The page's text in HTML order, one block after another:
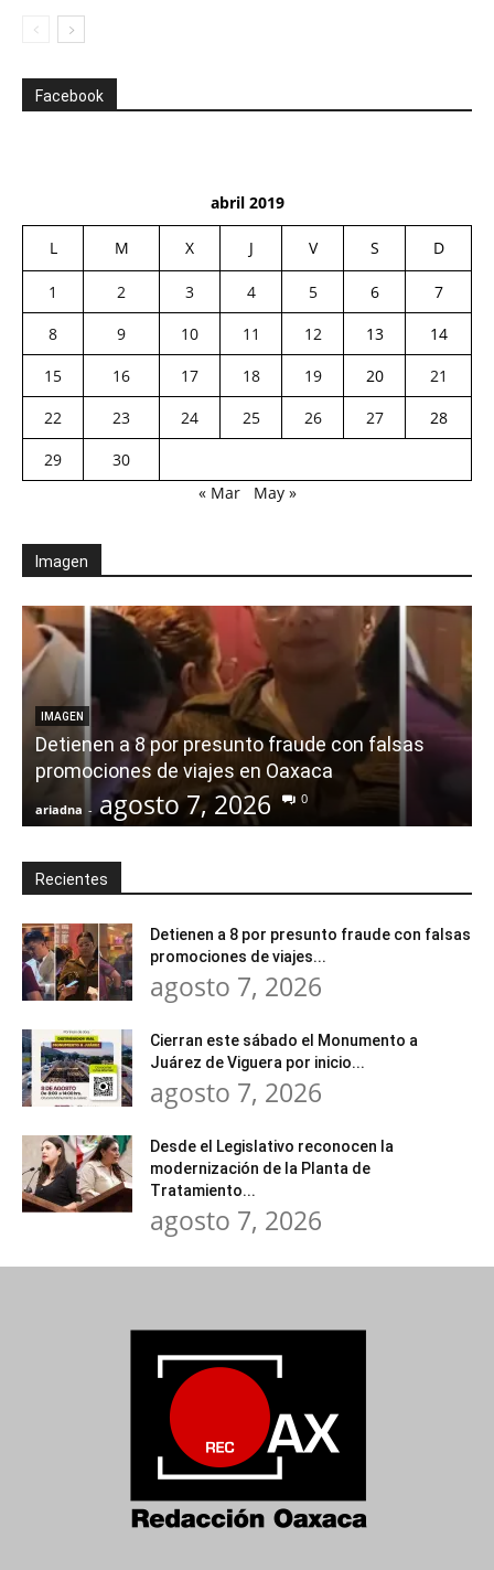
Facebook
abril 2019
L M X J V S D
1 2 3 4 5 6
7
8
9 10 11 12 13
14
15
16 17 18 19 20
21
22
23 24 25 26 27
28
29
30
« Mar
May »
Imagen
IMAGEN
Detienen a 8 por presunto fraude con falsas
promociones de viajes en Oaxaca
ariadna - agosto 7, 2026 0
Recientes
Detienen a 8 por presunto fraude con falsas
promociones de viajes...
agosto 7, 2026
Cierran este sábado el Monumento a
Juárez de Viguera por inicio...
agosto 7, 2026
Desde el Legislativo reconocen la
modernización de la Planta de
Tratamiento...
agosto 7, 2026